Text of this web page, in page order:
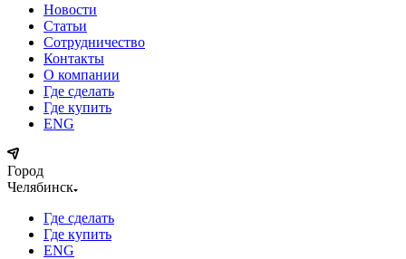
Новости
Статьи
Сотрудничество
Контакты
О компании
Где сделать
Где купить
ENG
Город
Челябинск
Где сделать
Где купить
ENG